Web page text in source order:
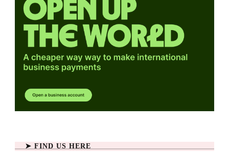
➤ FIND US HERE